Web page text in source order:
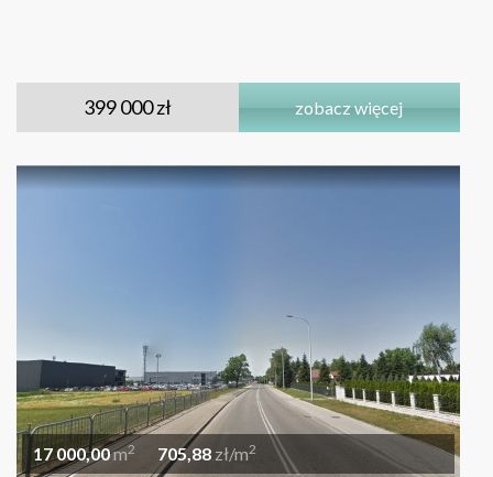
399 000 zł zobacz więcej
17 000,00m2 705,88 zł/m2